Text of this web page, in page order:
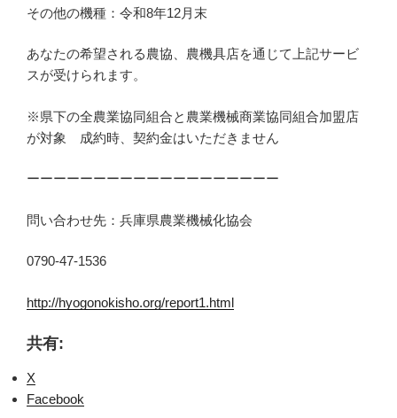
その他の機種：令和8年12月末
あなたの希望される農協、農機具店を通じて上記サービ
スが受けられます。
※県下の全農業協同組合と農業機械商業協同組合加盟店
が対象 成約時、契約金はいただきません
ーーーーーーーーーーーーーーーーーーー
問い合わせ先：兵庫県農業機械化協会
0790-47-1536
http://hyogonokisho.org/report1.html
共有:
X
Facebook